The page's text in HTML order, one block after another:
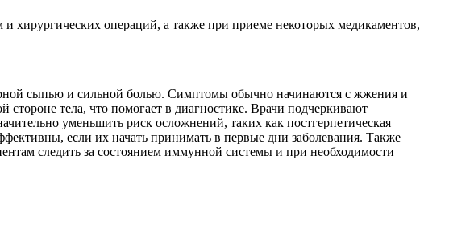
и хирургических операций, а также при приеме некоторых медикаментов,
сыпью и сильной болью. Симптомы обычно начинаются с жжения и
стороне тела, что помогает в диагностике. Врачи подчеркивают
уменьшить риск осложнений, таких как постгерпетическая
если их начать принимать в первые дни заболевания. Также
следить за состоянием иммунной системы и при необходимости